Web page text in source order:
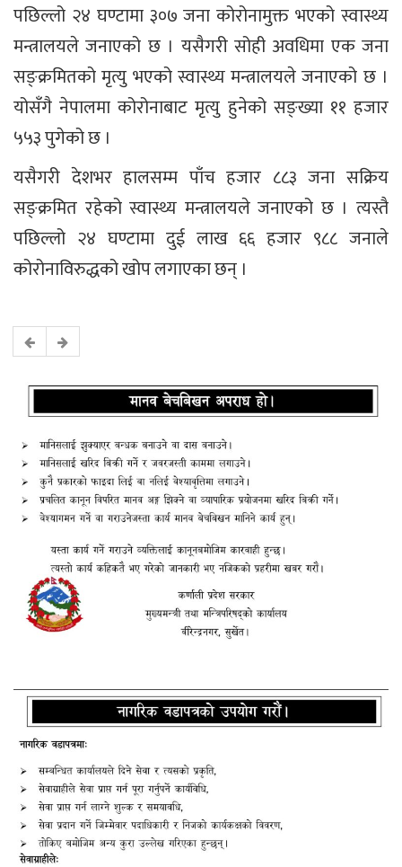
पछिल्लो २४ घण्टामा ३०७ जना कोरोनामुक्त भएको स्वास्थ्य
मन्त्रालयले जनाएको छ । यसैगरी सोही अवधिमा एक जना
सङ्क्रमितको मृत्यु भएको स्वास्थ्य मन्त्रालयले जनाएको छ ।
योसँगै नेपालमा कोरोनाबाट मृत्यु हुनेको सङ्ख्या ११ हजार
५५३ पुगेको छ ।
यसैगरी देशभर हालसम्म पाँच हजार ८८३ जना सक्रिय
सङ्क्रमित रहेको स्वास्थ्य मन्त्रालयले जनाएको छ । त्यस्तै
पछिल्लो २४ घण्टामा दुई लाख ६६ हजार ९८८ जनाले
कोरोनाविरुद्धको खोप लगाएका छन् ।